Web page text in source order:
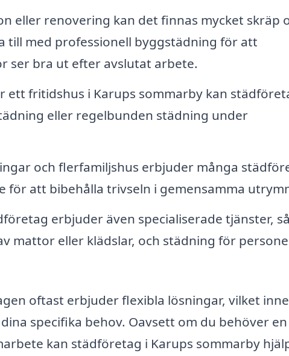
eller renovering kan det finnas mycket skräp
till med professionell byggstädning för att
ser bra ut efter avslutat arbete.
ett fritidshus i Karups sommarby kan
eller regelbunden städning under
och flerfamiljshus erbjuder många
att bibehålla trivseln i gemensamma
erbjuder även specialiserade tjänster,
mattor eller klädslar, och städning för
oftast erbjuder flexibla lösningar, vilket
specifika behov. Oavsett om du behöver en
kan städföretag i Karups sommarby